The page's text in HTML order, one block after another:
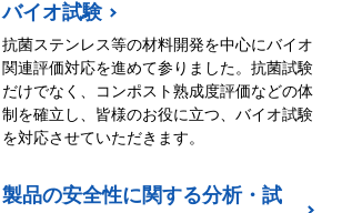
バイオ試験
抗菌ステンレス等の材料開発を中心にバイオ
関連評価対応を進めて参りました。抗菌試験
だけでなく、コンポスト熟成度評価などの体
制を確立し、皆様のお役に立つ、バイオ試験
を対応させていただきます。
製品の安全性に関する分析・試